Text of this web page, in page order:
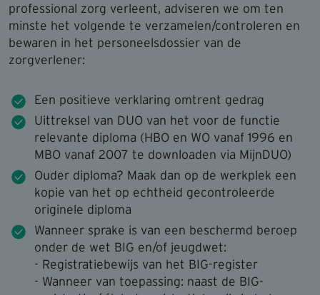
professional zorg verleent, adviseren we om ten
minste het volgende te verzamelen/controleren en
bewaren in het personeelsdossier van de
zorgverlener:
Een positieve verklaring omtrent gedrag
Uittreksel van DUO van het voor de functie
relevante diploma (HBO en WO vanaf 1996 en
MBO vanaf 2007 te downloaden via MijnDUO)
Ouder diploma? Maak dan op de werkplek een
kopie van het op echtheid gecontroleerde
originele diploma
Wanneer sprake is van een beschermd beroep
onder de wet BIG en/of jeugdwet:
- Registratiebewijs van het BIG-register
- Wanneer van toepassing: naast de BIG-